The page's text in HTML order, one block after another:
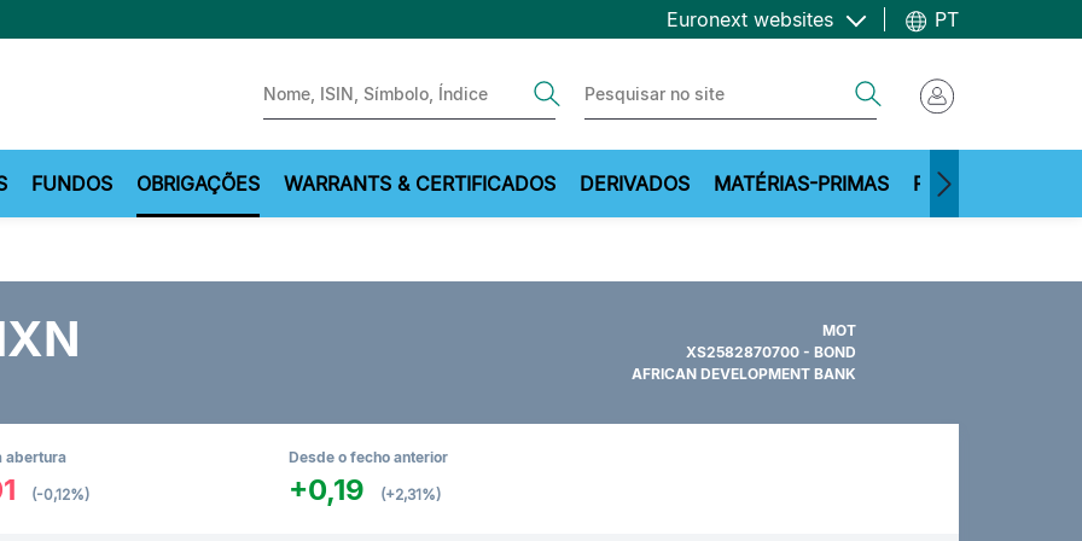
Euronext websites PT
FUNDOS OBRIGAÇÕES WARRANTS & CERTIFICADOS DERIVADOS MATÉRIAS-PRIMAS RECURSOS
MOT
XS2582870700 - BOND
AFRICAN DEVELOPMENT BANK
abertura
(-0,12%)
Desde o fecho anterior
+0,19 (+2,31%)